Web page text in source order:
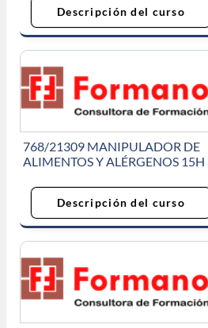
Descripción del curso
768/21309 MANIPULADOR DE
ALIMENTOS Y ALÉRGENOS 15H
Descripción del curso